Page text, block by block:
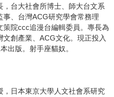
台大社會所博士、師大台文系
、台灣ACG研究學會常務理
院ccc追漫台編輯委員。專長為
創產業、ACG文化。現正投入
出版。射手座貓奴。
日本東京大學人文社會系研究